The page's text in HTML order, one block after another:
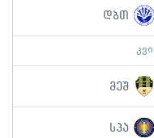
დბთ
მეშ
სპა